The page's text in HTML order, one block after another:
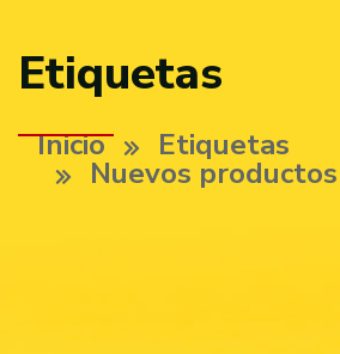
Etiquetas
Inicio Etiquetas
Nuevos productos